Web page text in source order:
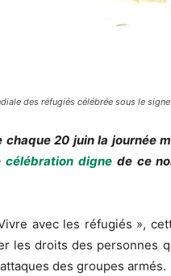
des réfugiés célébrée sous le
20 juin la journée
célébration digne de ce
avec les réfugiés »,
les droits des personnes
des groupes armés.